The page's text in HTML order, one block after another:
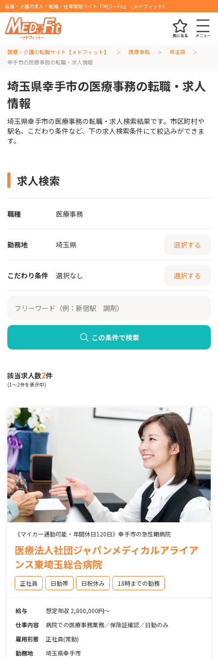
医療・介護の求人・転職・仕事情報サイト『MED＋Fit』（メドフィット）
医療・介護の転職サイト【メドフィット】 医療事務
埼玉県
幸手市の医療事務の転職・求人情報
埼玉県幸手市の医療事務の転職・求人
情報
埼玉県幸手市の医療事務の転職・求人検索結果です。市区町村や
駅名、こだわり条件など、下の求人検索条件にて絞込みができま
す。
求人検索
職種 医療事務
勤務地 埼玉県 選択する
こだわり条件 選択なし 選択する
この条件で検索
該当求人数2件
(1～2件を表示中)
《マイカー通勤可能・年間休日120日》幸手市の急性期病院
医療法人社団ジャパンメディカルアライア
ンス東埼玉総合病院
正社員 日勤帯 日祝休み 18時までの勤務
給与
想定年収 2,800,000円～
仕事内容
病院での医療事務業務／保険証確認／日勤のみ
雇用形態
正社員(常勤)
勤務地
埼玉県幸手市